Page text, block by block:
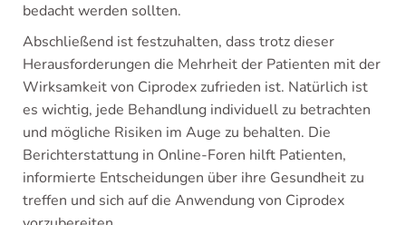
bedacht werden sollten.
Abschließend ist festzuhalten, dass trotz dieser
Herausforderungen die Mehrheit der Patienten mit der
Wirksamkeit von Ciprodex zufrieden ist. Natürlich ist
es wichtig, jede Behandlung individuell zu betrachten
und mögliche Risiken im Auge zu behalten. Die
Berichterstattung in Online-Foren hilft Patienten,
informierte Entscheidungen über ihre Gesundheit zu
treffen und sich auf die Anwendung von Ciprodex